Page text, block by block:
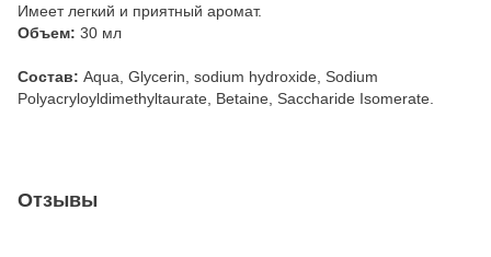
Имеет легкий и приятный аромат.
Объем: 30 мл
Состав: Aqua, Glycerin, sodium hydroxide, Sodium
Polyacryloyldimethyltaurate, Betaine, Saccharide Isomerate.
Отзывы